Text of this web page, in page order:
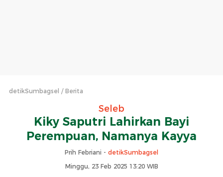
detikSumbagsel Berita
Seleb
Kiky Saputri Lahirkan Bayi
Perempuan, Namanya Kayya
Prih Febriani - detikSumbagsel
Minggu, 23 Feb 2025 13:20 WIB